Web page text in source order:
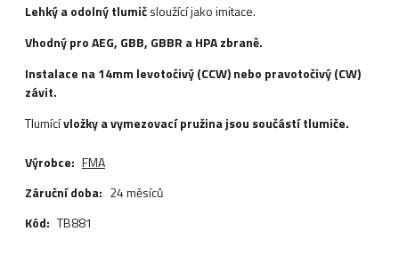
Lehký a odolný tlumičsloužící jako imitace.
Vhodný pro AEG, GBB, GBBR a HPA zbraně.
Instalace na 14mm levotočivý (CCW) nebo pravotočivý (CW)
závit.
Tlumícívložky a vymezovací pružina jsou součástí tlumiče.
Výrobce: FMA
Záruční doba: 24 měsíců
Kód: TB881